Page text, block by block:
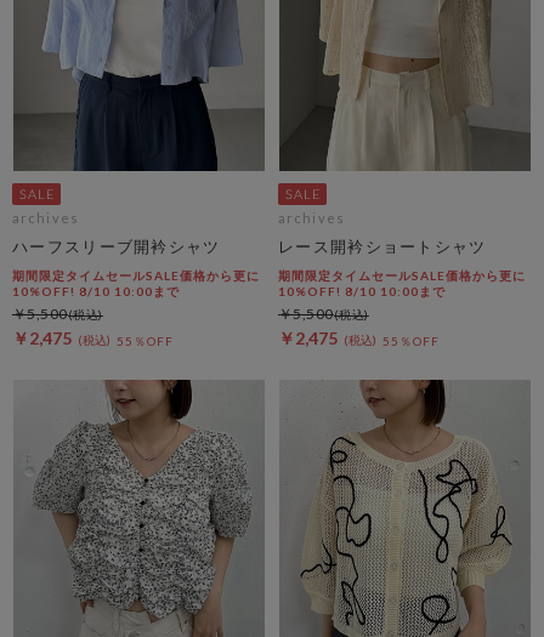
archives
ハーフスリーブ開衿シャツ
期間限定タイムセールSALE価格から更に
10%OFF! 8/10 10:00まで
￥2,475 55％OFF
￥5,500
archives
レース開衿ショートシャツ
期間限定タイムセールSALE価格から更に
10%OFF! 8/10 10:00まで
￥2,475 55％OFF
￥5,500